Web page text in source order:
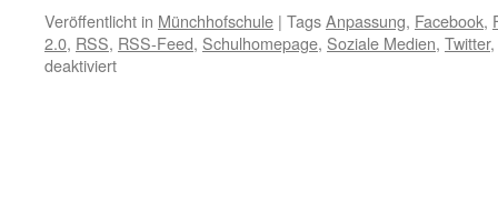
Veröffentlicht in Münchhofschule | TagsAnpassung, Facebook,
2.0, RSS, RSS-Feed, Schulhomepage, Soziale Medien, Twitter,
deaktiviertfür